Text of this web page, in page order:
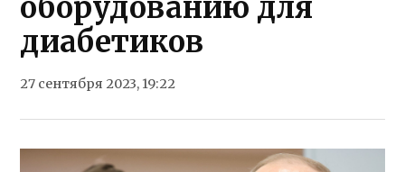
диабетиков
27 сентября 2023, 19:22